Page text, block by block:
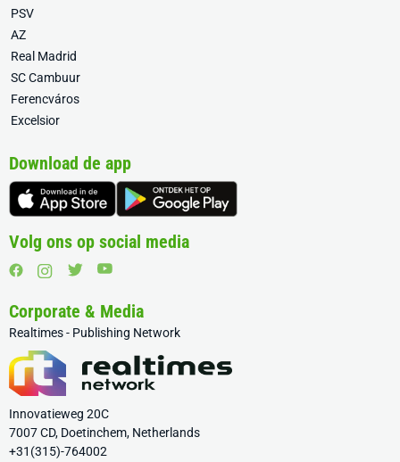
PSV
AZ
Real Madrid
SC Cambuur
Ferencváros
Excelsior
Download de app
Volg ons op social media
Corporate & Media
Realtimes - Publishing Network
Innovatieweg 20C
7007 CD, Doetinchem, Netherlands
+31(315)-764002